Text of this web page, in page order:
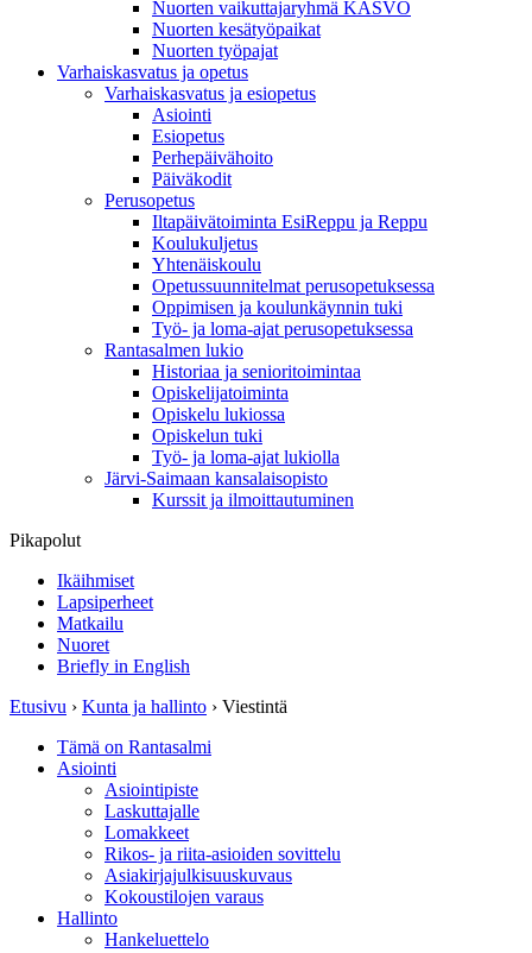
Nuorten vaikuttajaryhmä KASVO
Nuorten kesätyöpaikat
Nuorten työpajat
Varhaiskasvatus ja opetus
Varhaiskasvatus ja esiopetus
Asiointi
Esiopetus
Perhepäivähoito
Päiväkodit
Perusopetus
Iltapäivätoiminta EsiReppu ja Reppu
Koulukuljetus
Yhtenäiskoulu
Opetussuunnitelmat perusopetuksessa
Oppimisen ja koulunkäynnin tuki
Työ- ja loma-ajat perusopetuksessa
Rantasalmen lukio
Historiaa ja senioritoimintaa
Opiskelijatoiminta
Opiskelu lukiossa
Opiskelun tuki
Työ- ja loma-ajat lukiolla
Järvi-Saimaan kansalaisopisto
Kurssit ja ilmoittautuminen
Pikapolut
Ikäihmiset
Lapsiperheet
Matkailu
Nuoret
Briefly in English
Etusivu › Kunta ja hallinto › Viestintä
Tämä on Rantasalmi
Asiointi
Asiointipiste
Laskuttajalle
Lomakkeet
Rikos- ja riita-asioiden sovittelu
Asiakirjajulkisuuskuvaus
Kokoustilojen varaus
Hallinto
Hankeluettelo